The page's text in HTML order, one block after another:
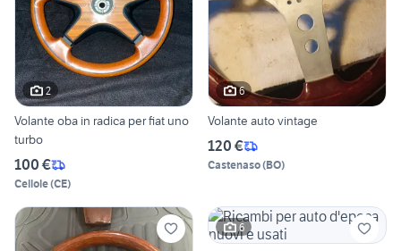
2
Volante oba in radica per fiat uno
turbo
100 €
Cellole(CE)
6
Volante auto vintage
120 €
Castenaso(BO)
6